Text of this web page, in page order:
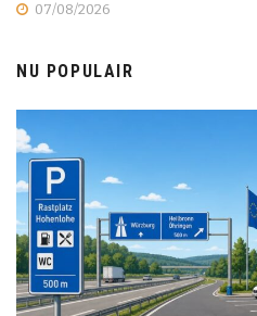
07/08/2026
NU POPULAIR